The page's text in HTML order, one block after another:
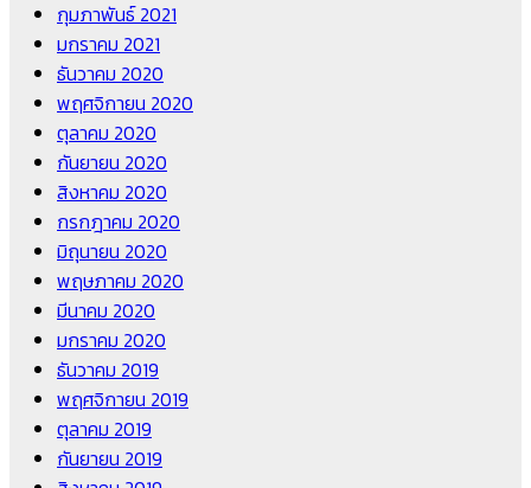
กุมภาพันธ์ 2021
มกราคม 2021
ธันวาคม 2020
พฤศจิกายน 2020
ตุลาคม 2020
กันยายน 2020
สิงหาคม 2020
กรกฎาคม 2020
มิถุนายน 2020
พฤษภาคม 2020
มีนาคม 2020
มกราคม 2020
ธันวาคม 2019
พฤศจิกายน 2019
ตุลาคม 2019
กันยายน 2019